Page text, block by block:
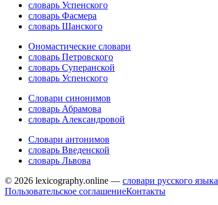
словарь Успенского
словарь Фасмера
словарь Шанского
Ономастические словари
словарь Петровского
словарь Суперанской
словарь Успенского
Словари синонимов
словарь Абрамова
словарь Александровой
Словари антонимов
словарь Введенской
словарь Львова
© 2026 lexicography.online — словари русского языка
Пользовательское соглашениеКонтакты